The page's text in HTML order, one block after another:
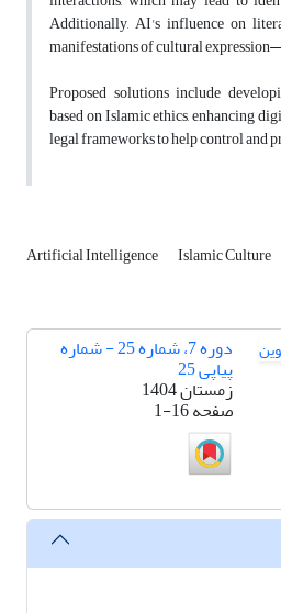
Additionally, AI's influence on
manifestations of cultural
Proposed solutions include
based on Islamic ethics, enhancing
legal frameworks to help control and
Artificial Intelligence Islamic Culture
دوره 7، شماره 25 - شماره
پیاپی 25
زمستان 1404
صفحه1-16